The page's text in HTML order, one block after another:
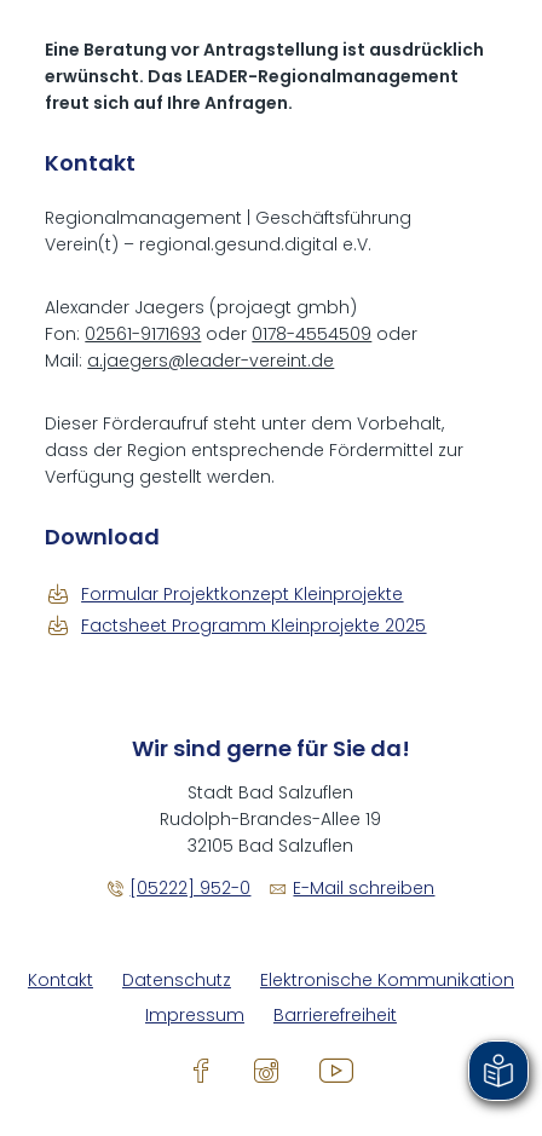
Eine Beratung vor Antragstellung ist ausdrücklich
erwünscht. Das LEADER-Regionalmanagement
freut sich auf Ihre Anfragen.
Kontakt
Regionalmanagement | Geschäftsführung
Verein(t) – regional.gesund.digital e.V.
Alexander Jaegers (projaegt gmbh)
Fon: 02561-9171693 oder 0178-4554509 oder
Mail: a.jaegers@leader-vereint.de
Dieser Förderaufruf steht unter dem Vorbehalt,
dass der Region entsprechende Fördermittel zur
Verfügung gestellt werden.
Down­load
Formular Projektkonzept Kleinprojekte
Factsheet Programm Kleinprojekte 2025
Wir sind gerne für Sie da!
Stadt Bad Salzuflen
Rudolph-Brandes-Allee 19
32105 Bad Salzuflen
[05222] 952-0
E-Mail schreiben
Kontakt Datenschutz
Elektronische Kommunikation
Impressum
Barrierefreiheit